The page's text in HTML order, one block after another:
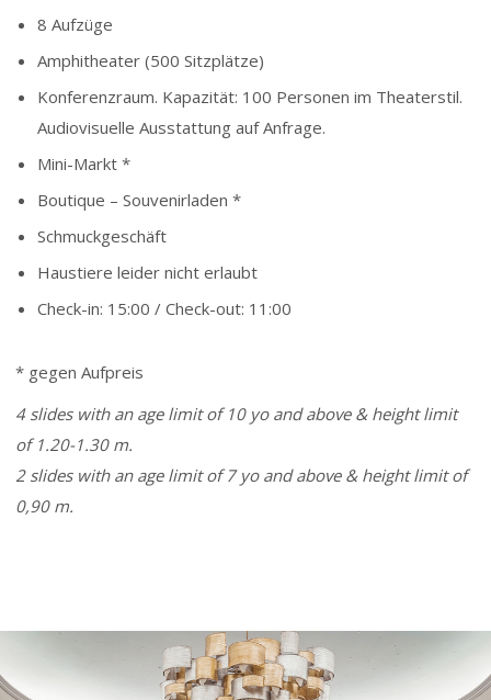
8 Aufzüge
Amphitheater (500 Sitzplätze)
Konferenzraum. Kapazität: 100 Personen im Theaterstil.
Audiovisuelle Ausstattung auf Anfrage.
Mini-Markt *
Boutique – Souvenirladen *
Schmuckgeschäft
Haustiere leider nicht erlaubt
Check-in: 15:00 / Check-out: 11:00
* gegen Aufpreis
4 slides with an age limit of 10 yo and above & height limit
of 1.20-1.30 m.
2 slides with an age limit of 7 yo and above & height limit of
0,90 m.